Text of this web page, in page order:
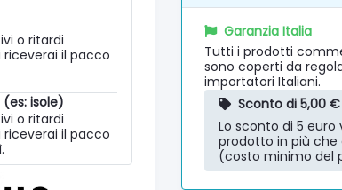
o ritardi
il pacco
isole)
o ritardi
il pacco
Garanzia Italia
Tutti i prodotti
sono coperti da
importatori Italiani.
Sconto di 5,00 €
Lo sconto di 5
prodotto in più che
(costo minimo del